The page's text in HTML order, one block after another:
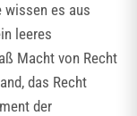
es aus
leeres
Macht von Recht
das Recht
der